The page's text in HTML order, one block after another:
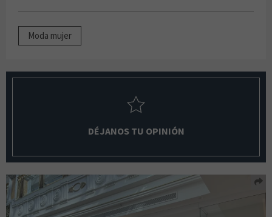
Moda mujer
DÉJANOS TU OPINIÓN